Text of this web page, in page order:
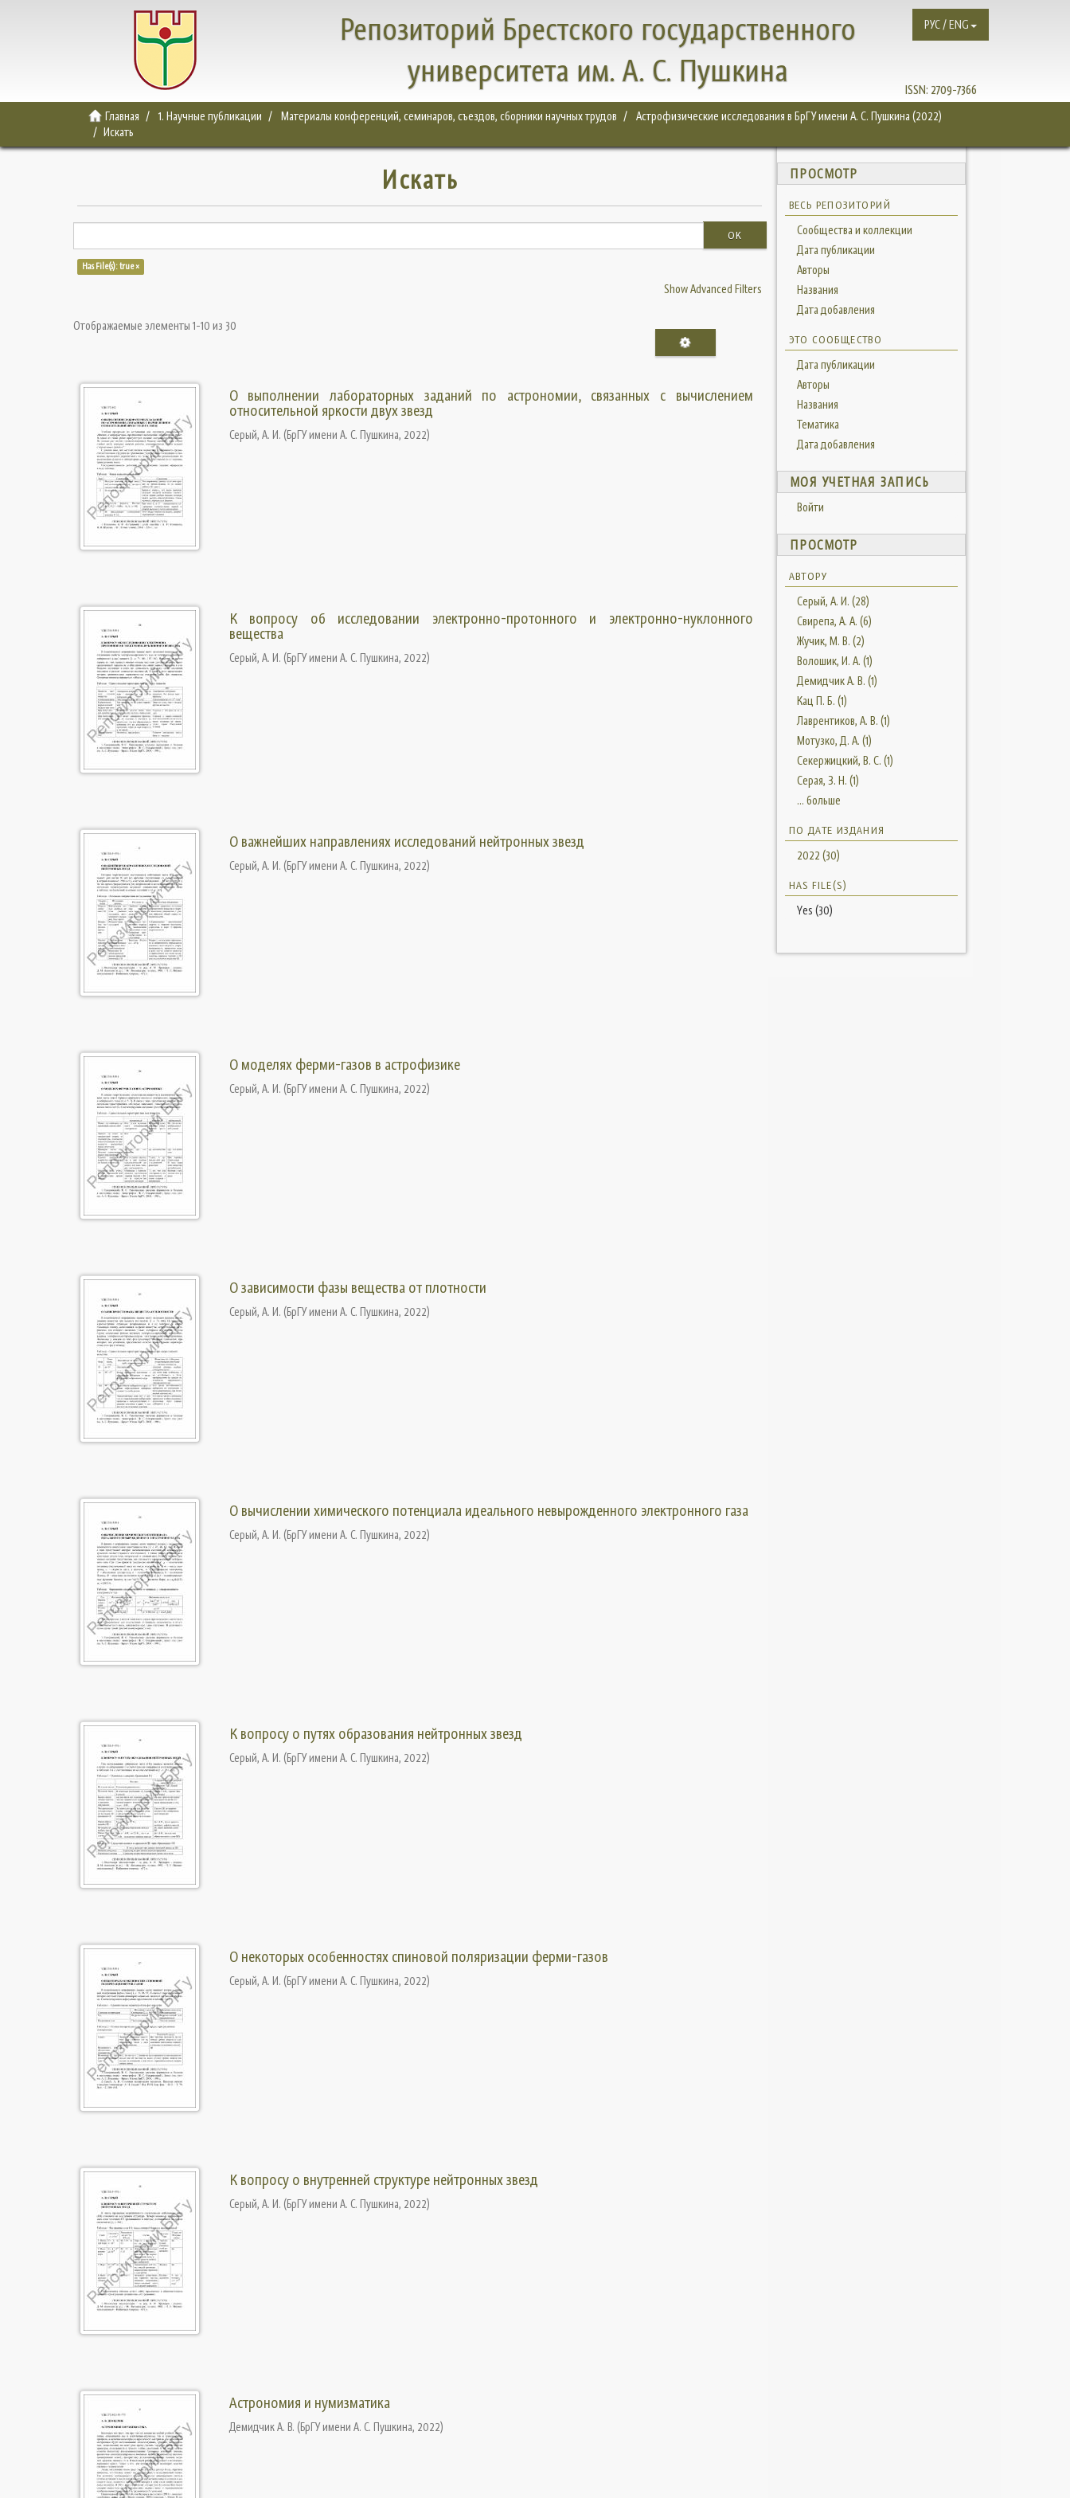
Репозиторий Брестского государственного
университета им. А. С. Пушкина
ISSN: 2709-7366
РУС / ENG
Главная 1. Научные публикации Материалы конференций, семинаров, съездов, сборники научных трудов
Астрофизические исследования в БрГУ имени А. С. Пушкина (2022)
Искать
Искать
OK
Has File(s): true ×
Show Advanced Filters
Отображаемые элементы 1-10 из 30
О выполнении лабораторных заданий по астрономии, связанных с вычислением
относительной яркости двух звезд
Серый, А. И. (БрГУ имени А. С. Пушкина, 2022)
К вопросу об исследовании электронно-протонного и электронно-нуклонного
вещества
Серый, А. И. (БрГУ имени А. С. Пушкина, 2022)
О важнейших направлениях исследований нейтронных звезд
Серый, А. И. (БрГУ имени А. С. Пушкина, 2022)
О моделях ферми-газов в астрофизике
Серый, А. И. (БрГУ имени А. С. Пушкина, 2022)
О зависимости фазы вещества от плотности
Серый, А. И. (БрГУ имени А. С. Пушкина, 2022)
О вычислении химического потенциала идеального невырожденного электронного газа
Серый, А. И. (БрГУ имени А. С. Пушкина, 2022)
К вопросу о путях образования нейтронных звезд
Серый, А. И. (БрГУ имени А. С. Пушкина, 2022)
О некоторых особенностях спиновой поляризации ферми-газов
Серый, А. И. (БрГУ имени А. С. Пушкина, 2022)
К вопросу о внутренней структуре нейтронных звезд
Серый, А. И. (БрГУ имени А. С. Пушкина, 2022)
Астрономия и нумизматика
Демидчик А. В. (БрГУ имени А. С. Пушкина, 2022)
ПРОСМОТР
ВЕСЬ РЕПОЗИТОРИЙ
Сообщества и коллекции
Дата публикации
Авторы
Названия
Дата добавления
ЭТО СООБЩЕСТВО
Дата публикации
Авторы
Названия
Тематика
Дата добавления
МОЯ УЧЕТНАЯ ЗАПИСЬ
Войти
ПРОСМОТР
АВТОРУ
Серый, А. И. (28)
Свирепа, А. А. (6)
Жучик, М. В. (2)
Волошик, И. А. (1)
Демидчик А. В. (1)
Кац П. Б. (1)
Лаврентиков, А. В. (1)
Мотузко, Д. А. (1)
Секержицкий, В. С. (1)
Серая, З. Н. (1)
... больше
ПО ДАТЕ ИЗДАНИЯ
2022 (30)
HAS FILE(S)
Yes (30)